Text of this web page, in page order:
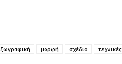
ζωγραφική μορφή σχέδιο
τεχνικές